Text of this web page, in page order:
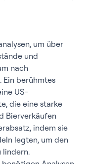
um über
und
nach
Ein berühmtes
US-
die eine starke
Bierverkäufen
indem sie
legten, um den
lindern.